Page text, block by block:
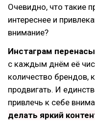
Очевидно, что такие
интереснее и
внимание?
Инстаграм
с каждым днём её
количество брендов,
продвигать. И
привлечь к себе
делать яркий